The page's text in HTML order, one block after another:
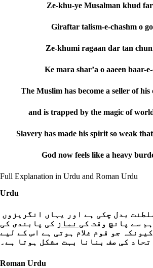
Ze-khu-ye Musalman khud
Giraftar talism-e-chashm o
Ze-khumi ragaan dar tan
Ke mara shar’a o aaeen baar-
The Muslim has become a seller of his
and is trapped by the magic of
Slavery has made his spirit so weak
God now feels like a heavy
Full Explanation in Urdu and Roman Urdu
Urdu
سے پانچ وقت کی نماز کی پابندی کی
جو قوم غلام ہوتی ہے اس کے لیے
کی صف بنانا بہت مشکل ہوتا ہے۔
Roman Urdu